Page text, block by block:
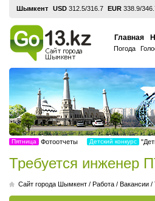
Шымкент USD 312.5/316.7 EUR 338.9/
Главная
Погода
Пятница Фотоотчеты Детский конкурс
Требуется инженер
Cайт города Шымкент / Работа / Вакансии /